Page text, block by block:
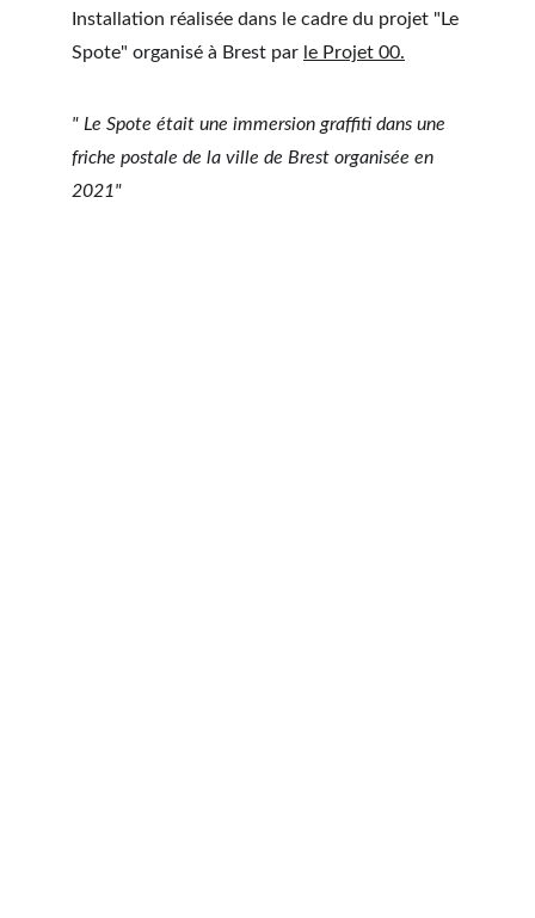
Installation réalisée dans le cadre du projet "Le
Spote" organisé à Brest par le Projet 00.
" Le Spote était une immersion graffiti dans une
friche postale de la ville de Brest organisée en
2021"